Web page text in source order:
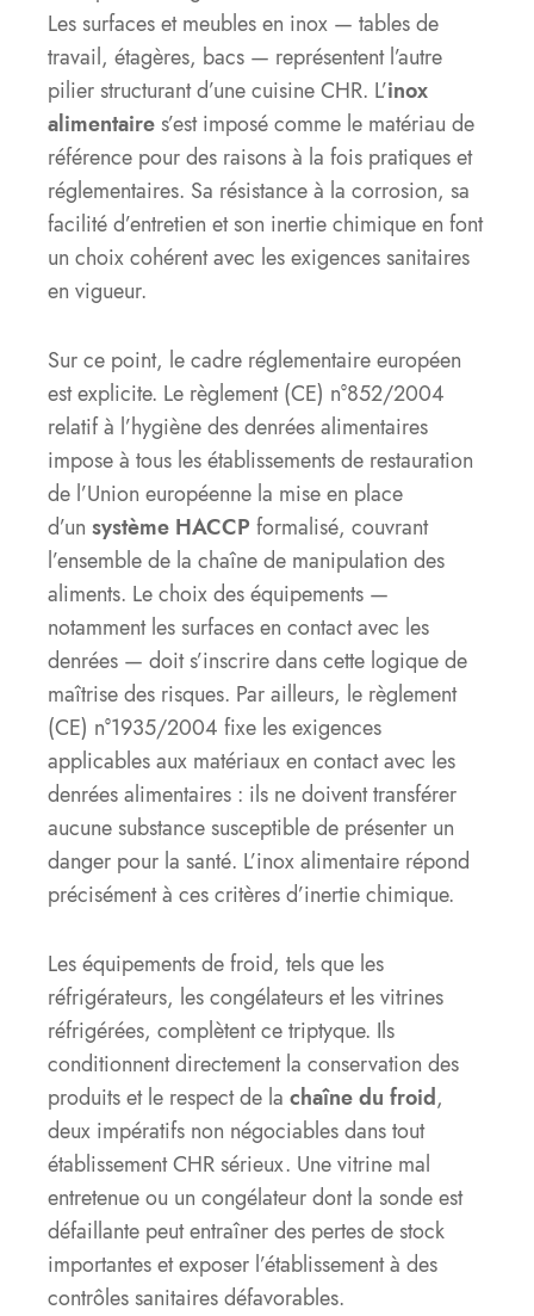
Les surfaces et meubles en inox — tables de
travail, étagères, bacs — représentent l’autre
pilier structurant d’une cuisine CHR. L’inox
alimentaire s’est imposé comme le matériau de
référence pour des raisons à la fois pratiques et
réglementaires. Sa résistance à la corrosion, sa
facilité d’entretien et son inertie chimique en font
un choix cohérent avec les exigences sanitaires
en vigueur.
Sur ce point, le cadre réglementaire européen
est explicite. Le règlement (CE) n°852/2004
relatif à l’hygiène des denrées alimentaires
impose à tous les établissements de restauration
de l’Union européenne la mise en place
d’un système HACCP formalisé, couvrant
l’ensemble de la chaîne de manipulation des
aliments. Le choix des équipements —
notamment les surfaces en contact avec les
denrées — doit s’inscrire dans cette logique de
maîtrise des risques. Par ailleurs, le règlement
(CE) n°1935/2004 fixe les exigences
applicables aux matériaux en contact avec les
denrées alimentaires : ils ne doivent transférer
aucune substance susceptible de présenter un
danger pour la santé. L’inox alimentaire répond
précisément à ces critères d’inertie chimique.
Les équipements de froid, tels que les
réfrigérateurs, les congélateurs et les vitrines
réfrigérées, complètent ce triptyque. Ils
conditionnent directement la conservation des
produits et le respect de la chaîne du froid,
deux impératifs non négociables dans tout
établissement CHR sérieux. Une vitrine mal
entretenue ou un congélateur dont la sonde est
défaillante peut entraîner des pertes de stock
importantes et exposer l’établissement à des
contrôles sanitaires défavorables.